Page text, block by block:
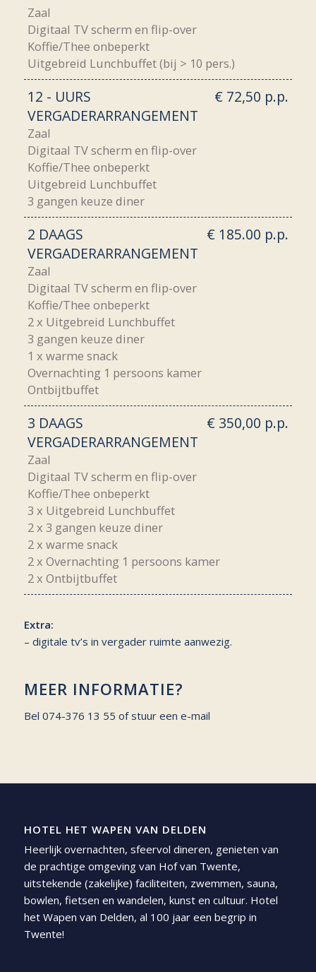
Zaal
Digitaal TV scherm en flip-over
Koffie/Thee onbeperkt
Uitgebreid Lunchbuffet (bij > 10 pers.)
12 - UURS
VERGADERARRANGEMENT
€ 72,50 p.p.
Zaal
Digitaal TV scherm en flip-over
Koffie/Thee onbeperkt
Uitgebreid Lunchbuffet
3 gangen keuze diner
2 DAAGS
VERGADERARRANGEMENT
€ 185.00 p.p.
Zaal
Digitaal TV scherm en flip-over
Koffie/Thee onbeperkt
2 x Uitgebreid Lunchbuffet
3 gangen keuze diner
1 x warme snack
Overnachting 1 persoons kamer
Ontbijtbuffet
3 DAAGS
VERGADERARRANGEMENT
€ 350,00 p.p.
Zaal
Digitaal TV scherm en flip-over
Koffie/Thee onbeperkt
3 x Uitgebreid Lunchbuffet
2 x 3 gangen keuze diner
2 x warme snack
2 x Overnachting 1 persoons kamer
2 x Ontbijtbuffet
Extra:
– digitale tv’s in vergader ruimte aanwezig.
MEER INFORMATIE?
Bel 074-376 13 55 of stuur een e-mail
HOTEL HET WAPEN VAN DELDEN
Heerlijk overnachten, sfeervol dineren, genieten van
de prachtige omgeving van Hof van Twente,
uitstekende (zakelijke) faciliteiten, zwemmen, sauna,
bowlen, fietsen en wandelen, kunst en cultuur. Hotel
het Wapen van Delden, al 100 jaar een begrip in
Twente!